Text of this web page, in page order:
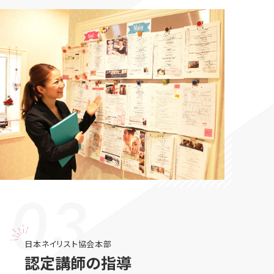
03.
日本ネイリスト協会本部
認定講師の指導